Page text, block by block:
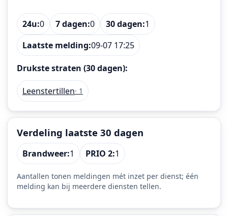
24u:0 7 dagen:0 30 dagen:1
Laatste melding:09-07 17:25
Drukste straten (30 dagen):
Leenstertillen· 1
Verdeling laatste 30 dagen
Brandweer:1 PRIO 2:1
Aantallen tonen meldingen mét inzet per dienst; één
melding kan bij meerdere diensten tellen.